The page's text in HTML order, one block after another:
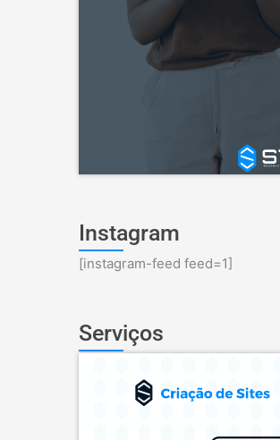
Instagram
[instagram-feed feed=1]
Serviços